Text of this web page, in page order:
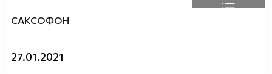
САКСОФОН
27.01.2021